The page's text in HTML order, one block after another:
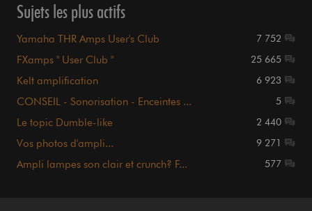
Sujets les plus actifs
Yamaha THR Amps User's Club 7 752
FXamps " User Club " 25 665
Kelt amplification 6 923
CONSEIL - Sonorisation - Enceintes ... 5
Le topic Dumble-like 2 440
Vos photos d'ampli... 9 271
Ampli lampes son clair et crunch? F... 577